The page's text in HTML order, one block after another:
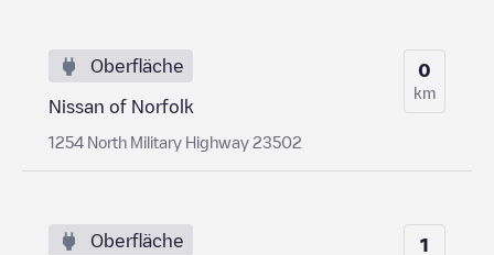
Oberfläche
Nissan of Norfolk
1254 North Military Highway 23502
0
km
Oberfläche 1